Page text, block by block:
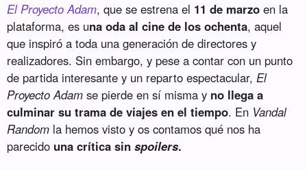
El Proyecto Adam, que se estrena el 11 de marzo en la
plataforma, es una oda al cine de los ochenta, aquel
que inspiró a toda una generación de directores y
realizadores. Sin embargo, y pese a contar con un punto
de partida interesante y un reparto espectacular,El
Proyecto Adam se pierde en sí misma y no llega a
culminar su trama de viajes en el tiempo. En Vandal
Random la hemos visto y os contamos qué nos ha
parecido una crítica sinspoilers.